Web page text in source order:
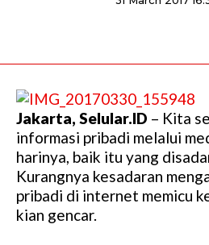
Jakarta, Selular.ID – Kita
informasi pribadi melalui
harinya, baik itu yang
Kurangnya kesadaran
pribadi di internet memicu
kian gencar.